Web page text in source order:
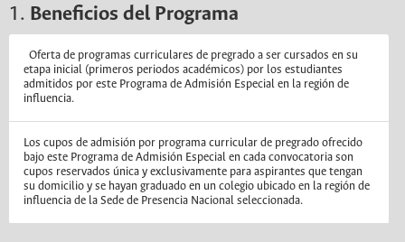
1. Beneficios del Programa
Oferta de programas curriculares de pregrado a ser cursados en su
etapa inicial (primeros periodos académicos) por los estudiantes
admitidos por este Programa de Admisión Especial en la región de
influencia.
Los cupos de admisión por programa curricular de pregrado ofrecido
bajo este Programa de Admisión Especial en cada convocatoria son
cupos reservados única y exclusivamente para aspirantes que tengan
su domicilio y se hayan graduado en un colegio ubicado en la región de
influencia de la Sede de Presencia Nacional seleccionada.